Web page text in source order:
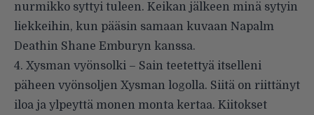
nurmikko syttyi tuleen. Keikan jälkeen minä sytyin
liekkeihin, kun pääsin samaan kuvaan Napalm
Deathin Shane Emburyn kanssa.
4. Xysman vyönsolki – Sain teetettyä itselleni
päheen vyönsoljen Xysman logolla. Siitä on riittänyt
iloa ja ylpeyttä monen monta kertaa. Kiitokset